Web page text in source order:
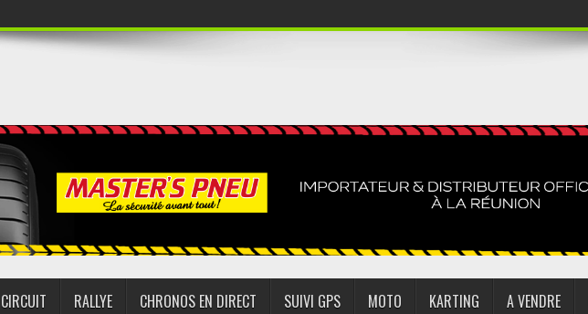
CIRCUIT RALLYE CHRONOS EN DIRECT SUIVI GPS MOTO KARTING A VENDRE